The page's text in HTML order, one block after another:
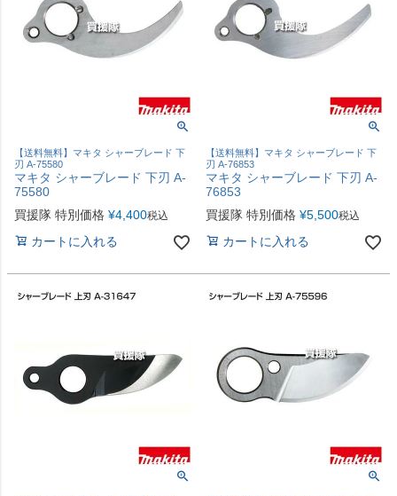
【送料無料】マキタ シャーブレード 下
刃 A-75580
マキタ シャーブレード 下刃 A-
75580
買援隊 特別価格 ¥4,400税込
カートに入れる
【送料無料】マキタ シャーブレード 下
刃 A-76853
マキタ シャーブレード 下刃 A-
76853
買援隊 特別価格 ¥5,500税込
カートに入れる